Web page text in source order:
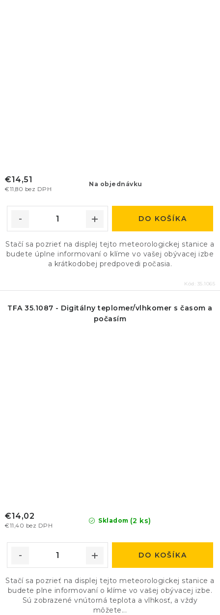
Na objednávku
€11,80 bez DPH
€14,51
DO KOŠÍKA
Stačí sa pozrieť na displej tejto meteorologickej stanice a
budete úplne informovaní o klíme vo vašej obývacej izbe
a krátkodobej predpovedi počasia.
Kód: 35.1065
TFA 35.1087 - Digitálny teplomer/vlhkomer s časom a
počasím
Skladom (2 ks)
€11,40 bez DPH
€14,02
DO KOŠÍKA
Stačí sa pozrieť na displej tejto meteorologickej stanice a
budete plne informovaní o klíme vo vašej obývacej izbe.
Sú zobrazené vnútorná teplota a vlhkosť, a vždy
môžete...